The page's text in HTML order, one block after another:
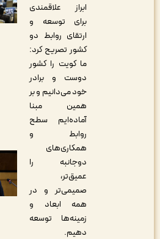
ابراز علاقمندی
برای توسعه و
ارتقای روابط دو
کشور تصریح کرد:
ما کویت را کشور
دوست و برادر
خود می‌دانیم و بر
همین مبنا
آماده‌ایم سطح
روابط و
همکاری‌های
دوجانبه را
صمیمی‌تر و در
همه ابعاد و
زمینه‌ها توسعه